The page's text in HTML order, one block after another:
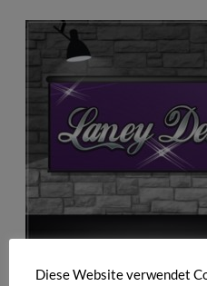
!!! Teilen
Diese Website verwendet